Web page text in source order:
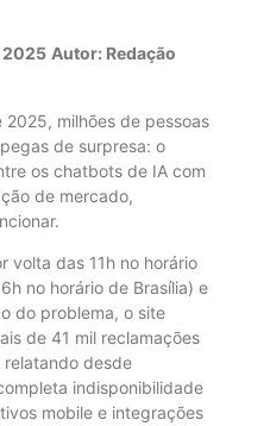
2025 Autor: Redação
milhões de pessoas
de surpresa: o
os chatbots de IA com
de mercado,
volta das 11h no horário
no horário de Brasília) e
do problema, o site
de 41 mil reclamações
relatando desde
indisponibilidade
mobile e integrações